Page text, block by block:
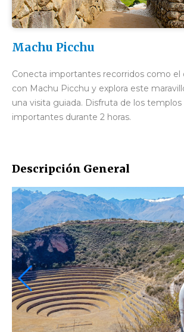
Machu Picchu
Conecta importantes recorridos como el
con Machu Picchu y explora este
una visita guiada. Disfruta de los templos
importantes durante 2 horas.
Descripción General